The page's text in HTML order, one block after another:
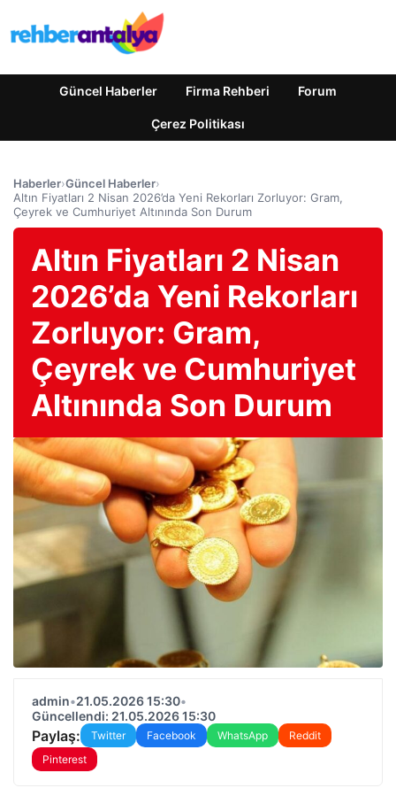
Güncel Haberler Firma Rehberi Forum
Çerez Politikası
Haberler›Güncel Haberler›
Altın Fiyatları 2 Nisan 2026’da Yeni Rekorları Zorluyor: Gram,
Çeyrek ve Cumhuriyet Altınında Son Durum
Altın Fiyatları 2 Nisan
2026’da Yeni Rekorları
Zorluyor: Gram,
Çeyrek ve Cumhuriyet
Altınında Son Durum
admin•21.05.2026 15:30•
Güncellendi: 21.05.2026 15:30
Paylaş: Twitter Facebook WhatsApp
Reddit
Pinterest